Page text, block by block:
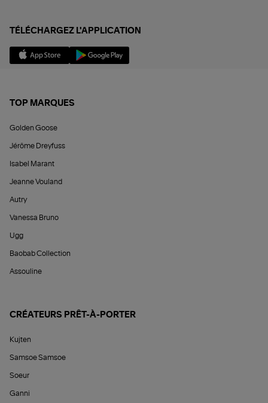
TÉLÉCHARGEZ L'APPLICATION
TOP MARQUES
Golden Goose
Jérôme Dreyfuss
Isabel Marant
Jeanne Vouland
Autry
Vanessa Bruno
Ugg
Baobab Collection
Assouline
CRÉATEURS PRÊT-À-PORTER
Kujten
Samsoe Samsoe
Soeur
Ganni